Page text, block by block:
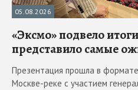
05.08.2026
«Эксмо» подвело
представило самые
Презентация прошла в
Москве-реке с участием